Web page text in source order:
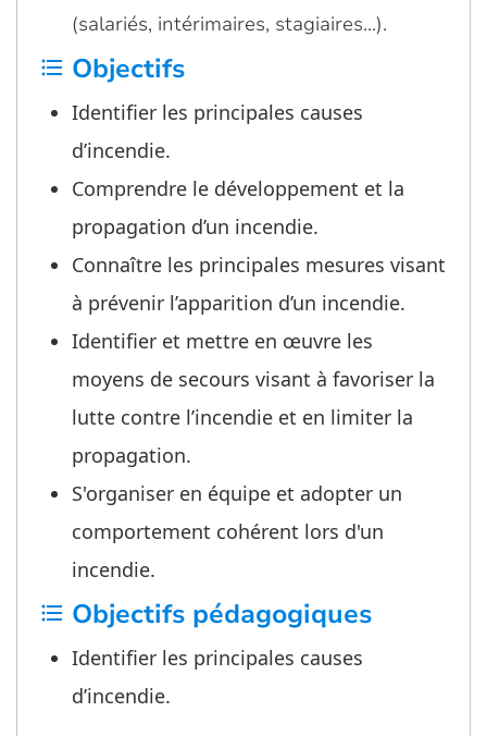
(salariés, intérimaires, stagiaires…).
format_list_bulleted Objectifs
Identifier les principales causes
d’incendie.
Comprendre le développement et la
propagation d’un incendie.
Connaître les principales mesures visant
à prévenir l’apparition d’un incendie.
Identifier et mettre en œuvre les
moyens de secours visant à favoriser la
lutte contre l’incendie et en limiter la
propagation.
S'organiser en équipe et adopter un
comportement cohérent lors d'un
incendie.
format_list_bulleted Objectifs pédagogiques
Identifier les principales causes
d’incendie.